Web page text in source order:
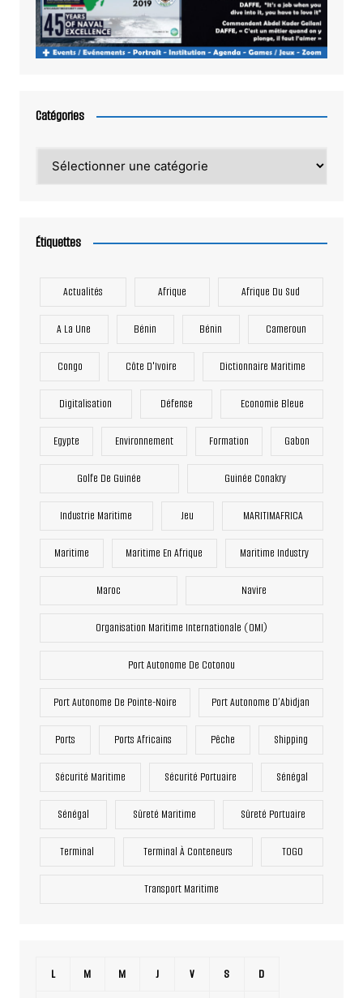
Catégories
Étiquettes
Actualités Afrique Afrique Du Sud
A La Une Bénin Bénin Cameroun
Congo Côte D'Ivoire Dictionnaire Maritime
Digitalisation Défense Economie Bleue
Egypte Environnement Formation Gabon
Golfe De Guinée Guinée Conakry
Industrie Maritime Jeu MARITIMAFRICA
Maritime Maritime En Afrique Maritime Industry
Maroc Navire
Organisation Maritime Internationale (OMI)
Port Autonome De Cotonou
Port Autonome De Pointe-Noire Port Autonome D’Abidjan
Ports Ports Africains Pêche Shipping
Sécurité Maritime Sécurité Portuaire Sénégal
Sénégal Sûreté Maritime Sûreté Portuaire
Terminal Terminal À Conteneurs TOGO
Transport Maritime
L M M J V S D